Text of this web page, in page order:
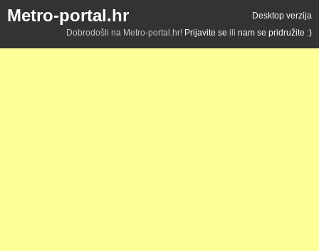
Metro-portal.hr
Desktop verzija
Dobrodošli na Metro-portal.hr! Prijavite se ili nam se pridružite :)